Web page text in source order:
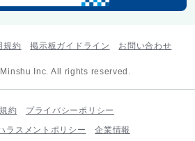
規約 掲示板ガイドライン お問い合わせ
Inc. All rights reserved.
約
プライバシーポリシー
ラスメントポリシー
企業情報